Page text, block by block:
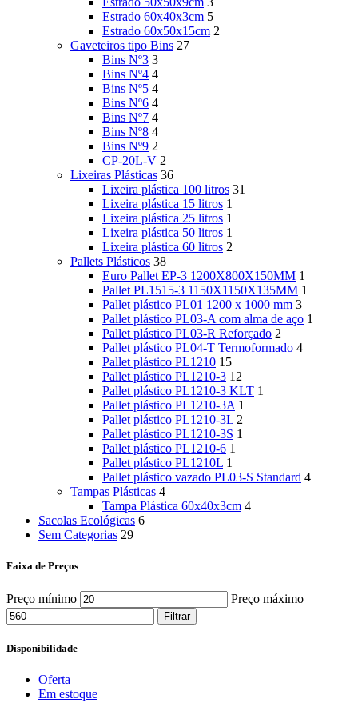
Estrado 60x40x3cm 5
Estrado 60x50x15cm 2
Gaveteiros tipo Bins 27
Bins Nº3 3
Bins Nº4 4
Bins Nº5 4
Bins Nº6 4
Bins Nº7 4
Bins Nº8 4
Bins Nº9 2
CP-20L-V 2
Lixeiras Plásticas 36
Lixeira plástica 100 litros 31
Lixeira plástica 15 litros 1
Lixeira plástica 25 litros 1
Lixeira plástica 50 litros 1
Lixeira plástica 60 litros 2
Pallets Plásticos 38
Euro Pallet EP-3 1200X800X150MM 1
Pallet PL1515-3 1150X1150X135MM 1
Pallet plástico PL01 1200 x 1000 mm 3
Pallet plástico PL03-A com alma de aço 1
Pallet plástico PL03-R Reforçado 2
Pallet plástico PL04-T Termoformado 4
Pallet plástico PL1210 15
Pallet plástico PL1210-3 12
Pallet plástico PL1210-3 KLT 1
Pallet plástico PL1210-3A 1
Pallet plástico PL1210-3L 2
Pallet plástico PL1210-3S 1
Pallet plástico PL1210-6 1
Pallet plástico PL1210L 1
Pallet plástico vazado PL03-S Standard 4
Tampas Plásticas 4
Tampa Plástica 60x40x3cm 4
Sacolas Ecológicas 6
Sem Categorias 29
Faixa de Preços
Preço mínimo Preço máximo
Filtrar
Disponibilidade
Oferta
Em estoque